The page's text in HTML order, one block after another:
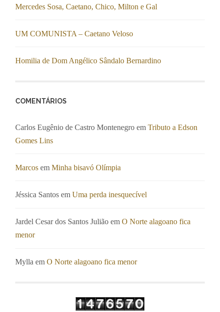
Mercedes Sosa, Caetano, Chico, Milton e Gal
UM COMUNISTA – Caetano Veloso
Homilia de Dom Angélico Sândalo Bernardino
COMENTÁRIOS
Carlos Eugênio de Castro Montenegro emTributo a Edson
Gomes Lins
Marcos emMinha bisavó Olímpia
Jéssica Santos emUma perda inesquecível
Jardel Cesar dos Santos Julião emO Norte alagoano fica
menor
Mylla emO Norte alagoano fica menor